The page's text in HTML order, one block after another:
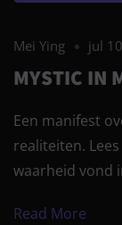
Mei Ying jul
MYSTIC IN
Een manifest
realiteiten.
waarheid vond
Read More